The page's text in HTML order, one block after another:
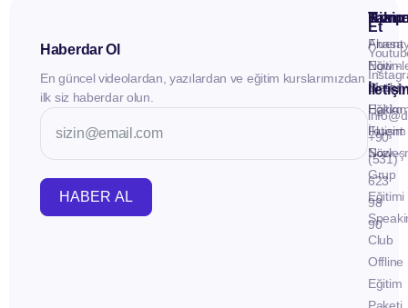
Haberdar Ol
En güncel videolardan, yazılardan ve eğitim kurslarımızdan
ilk siz haberdar olun.
HABER AL
İletişim
Fluent
Now -
Birebir
Eğitim
Fluent
Now -
Grup
Eğitimi
Club
Offline
Eğitim
Takip
Et
+90
(531)
623
98
90